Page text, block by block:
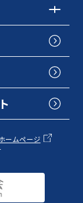
ームページ